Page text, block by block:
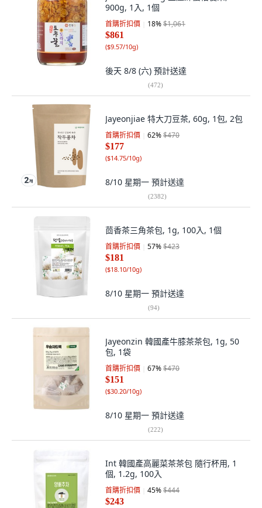
900g, 1入, 1個
首購折扣價 18%$1,061
$861
($9.57/10g)
後天 8/8 (六) 預計送達
(472)
Jayeonjiae 特大刀豆茶, 60g, 1包, 2包
首購折扣價 62%$470
$177
($14.75/10g)
8/10 星期一 預計送達
(2382)
茴香茶三角茶包, 1g, 100入, 1個
首購折扣價 57%$423
$181
($18.10/10g)
8/10 星期一 預計送達
(94)
Jayeonzin 韓國產牛膝茶茶包, 1g, 50
包, 1袋
首購折扣價 67%$470
$151
($30.20/10g)
8/10 星期一 預計送達
(222)
Int 韓國產高麗菜茶茶包 隨行杯用, 1
個, 1.2g, 100入
首購折扣價 45%$444
$243